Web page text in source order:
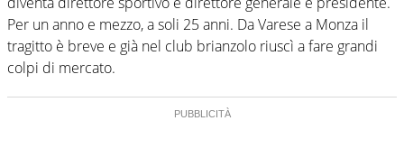
Per un anno e mezzo, a soli 25 anni. Da Varese a Monza il
tragitto è breve e già nel club brianzolo riuscì a fare grandi
colpi di mercato.